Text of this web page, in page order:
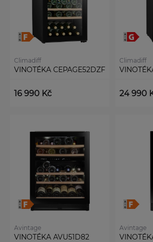
Climadiff
VINOTÉKA CEPAGE52DZF
16 990 Kč
Climadiff
24 990
Avintage
VINOTÉKA AVU51D82
Avintage